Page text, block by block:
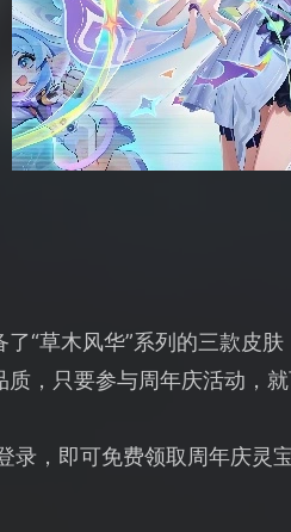
“草木风华”系列的三款皮
，只要参与周年庆活动，就
录，即可免费领取周年庆灵